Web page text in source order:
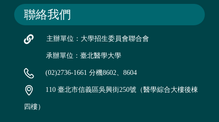
聯絡我們
主辦單位：大學招生委員會聯合會
承辦單位：臺北醫學大學
(02)2736-1661 分機8602、8604
110 臺北市信義區吳興街250號（醫學綜合大樓後棟
四樓）